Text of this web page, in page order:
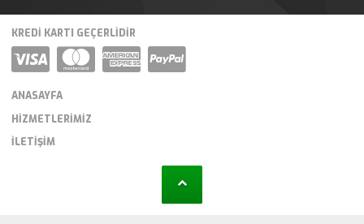
KREDI KARTI GEÇERLIDIR
ANASAYFA
HIZMETLERIMIZ
İLETIŞIM